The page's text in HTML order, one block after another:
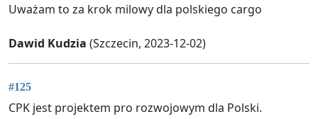
Uważam to za krok milowy dla polskiego cargo
Dawid Kudzia (Szczecin, 2023-12-02)
#125
CPK jest projektem pro rozwojowym dla Polski.